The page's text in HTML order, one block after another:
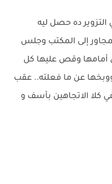
التزوير ده حصل ليه
إلى المكتب وجلس
أمامها وقص عليها كل
عن ما فعلته.. عقب
كلا الاتجاهين بأسف و